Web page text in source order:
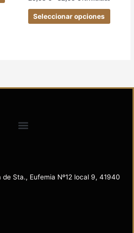
Seleccionar opciones
de Sta., Eufemia Nº12 local 9, 41940